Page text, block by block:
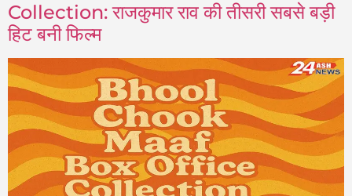
Collection: राजकुमार राव की तीसरी सबसे बड़ी
हिट बनी फिल्म